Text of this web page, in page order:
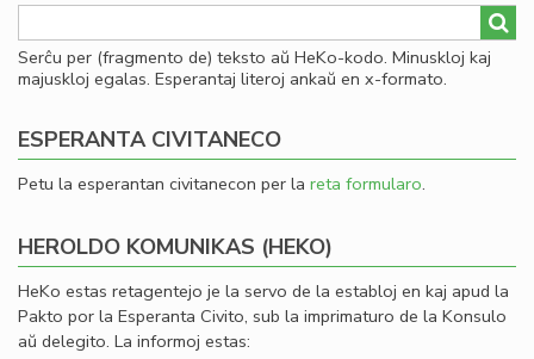
Serĉu per (fragmento de) teksto aŭ HeKo-kodo. Minuskloj kaj
majuskloj egalas. Esperantaj literoj ankaŭ en x-formato.
ESPERANTA CIVITANECO
Petu la esperantan civitanecon per la reta formularo.
HEROLDO KOMUNIKAS (HEKO)
HeKo estas retagentejo je la servo de la establoj en kaj apud la
Pakto por la Esperanta Civito, sub la imprimaturo de la Konsulo
aŭ delegito. La informoj estas: